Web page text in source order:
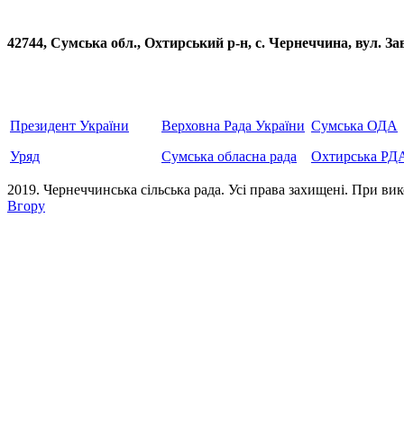
42744, Сумська обл., Охтирський р-н, с. Чернеччина,
Президент України
Уряд
Верховна Рада України
Сумська обласна рада
Сумська ОДА
Охтирська
2019. Чернеччинська сільська рада. Усi права захищенi. При
Вгору